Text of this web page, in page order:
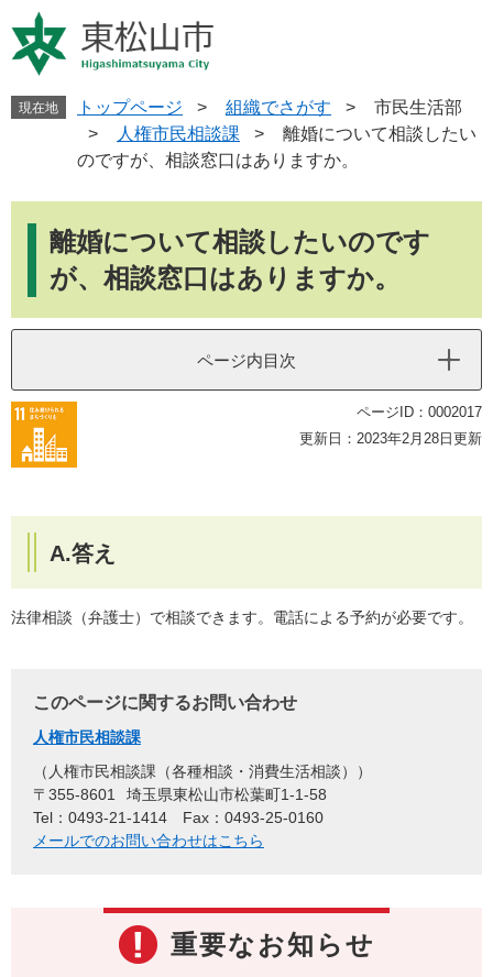
ー
ジ
ニ
ュ
現在地 トップページ > 組織でさがす >
市民生活部
>
人権市民相談課 >
離婚について相談したい
のですが、相談窓口はありますか。
離婚について相談したいのです
が、相談窓口はありますか。
ページ内目次
ページID：0002017
更新日：2023年2月28日更新
A.答え
法律相談（弁護士）で相談できます。電話による予約が必要です。
このページに関するお問い合わせ
人権市民相談課
人権市民相談課（各種相談・消費生活相談）
〒355-8601
埼玉県東松山市松葉町1-1-58
Tel：0493-21-1414
Fax：0493-25-0160
メールでのお問い合わせはこちら
重要なお知らせ